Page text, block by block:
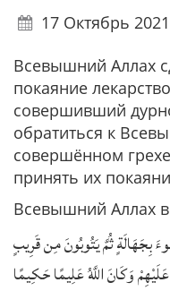
17 Октябрь 2021
Всевышний Аллах
покаяние
совершивший
обратиться к
совершённом
принять их
Всевышний Аллах
بِجَهَالَةٍ ثُمَّ يَتُوبُونَ مِن قَرِيبٍ
وَكَانَ اللَّهُ عَلِيمًا حَكِيمًا